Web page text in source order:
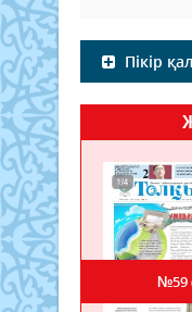
Пікір
№59